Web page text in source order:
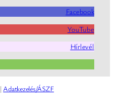
Facebook
YouTube
Hírlevél
|Adatkezelés/ÁSZF